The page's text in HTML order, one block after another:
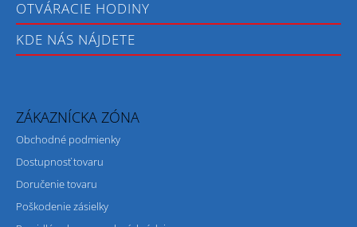
49
€
OTVÁRACIE HODINY
KDE NÁS NÁJDETE
ZÁKAZNÍCKA ZÓNA
Obchodné podmienky
Dostupnosť tovaru
Doručenie tovaru
Poškodenie zásielky